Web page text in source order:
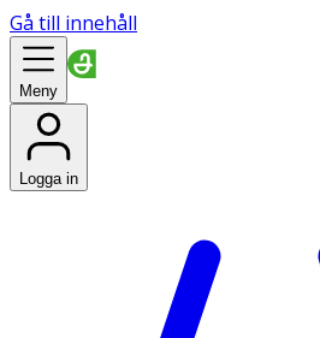
Gå till innehåll
Meny
Logga in